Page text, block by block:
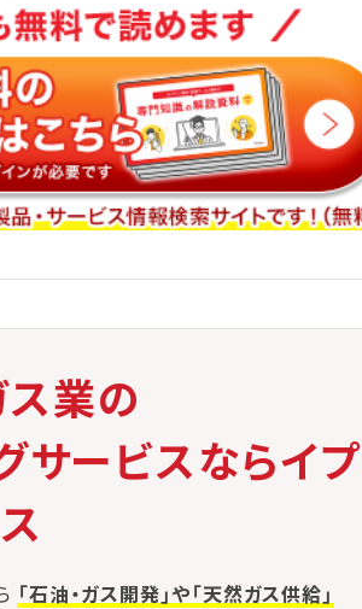
ス業の
サービスならイプ
「石油・ガス開発」や「天然ガス供給」